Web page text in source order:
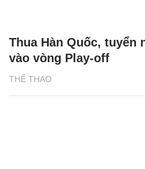
THỂ THAO
Thua Hàn Quốc, tuyển
vào vòng Play-off